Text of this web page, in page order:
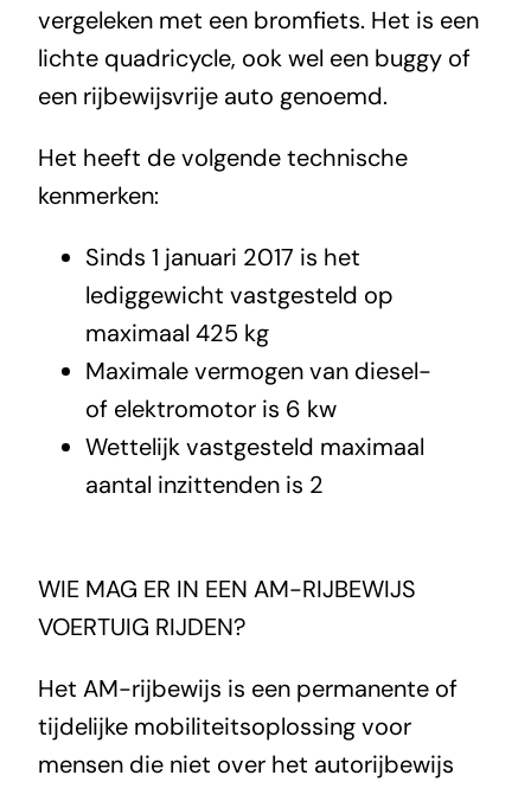
vergeleken met een bromfiets. Het is een
lichte quadricycle, ook wel een buggy of
een rijbewijsvrije auto genoemd.
Het heeft de volgende technische
kenmerken:
Sinds 1 januari 2017 is het
lediggewicht vastgesteld op
maximaal 425 kg
Maximale vermogen van diesel-
of elektromotor is 6 kw
Wettelijk vastgesteld maximaal
aantal inzittenden is 2
WIE MAG ER IN EEN AM-RIJBEWIJS
VOERTUIG RIJDEN?
Het AM-rijbewijs is een permanente of
tijdelijke mobiliteitsoplossing voor
mensen die niet over het autorijbewijs